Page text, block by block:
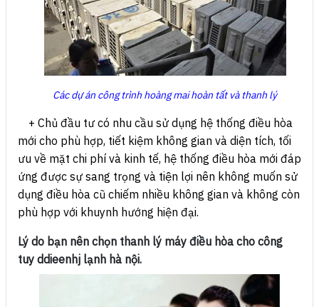
Các dự án công trình hoàng mai hoàn tất và thanh lý
+ Chủ đầu tư có nhu cầu sử dụng hệ thống điều hòa
mới cho phù hợp, tiết kiệm không gian và diện tích, tối
ưu về mặt chi phí và kinh tế, hệ thống điều hòa mới đáp
ứng được sự sang trọng và tiện lợi nên không muốn sử
dụng điều hòa cũ chiếm nhiều không gian và không còn
phù hợp với khuynh hướng hiện đại.
Lý do bạn nên chọn thanh lý máy điều hòa cho công
tuy ddieenhj lạnh hà nội.